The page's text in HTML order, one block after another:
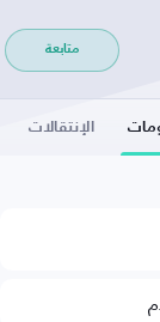
متابعة
الإنتقالات